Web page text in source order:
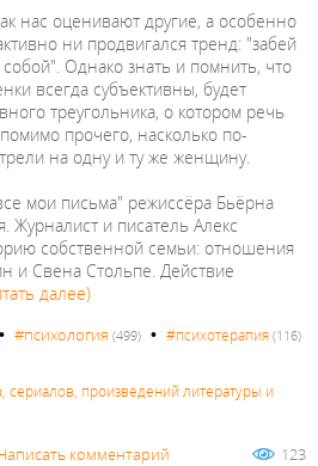
нас оценивают другие, а особенно
ни продвигался тренд: "забей
Однако знать и помнить, что
всегда субъективны, будет
треугольника, о котором речь
прочего, насколько по-
на одну и ту же женщину.
мои письма" режиссёра Бьёрна
Журналист и писатель Алекс
собственной семьи: отношения
и Свена Стольпе. Действие
далее)
• #психология (499) • #психотерапия (116)
произведений литературы и
комментарий 123